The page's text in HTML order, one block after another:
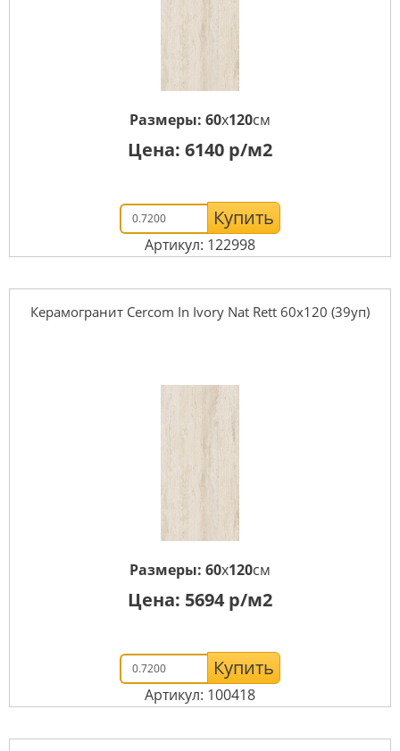
Размеры: 60x120см
Цена: 6140 р/м2
Купить
Артикул: 122998
Керамогранит Cercom In Ivory Nat Rett 60х120 (39уп)
Размеры: 60x120см
Цена: 5694 р/м2
Купить
Артикул: 100418